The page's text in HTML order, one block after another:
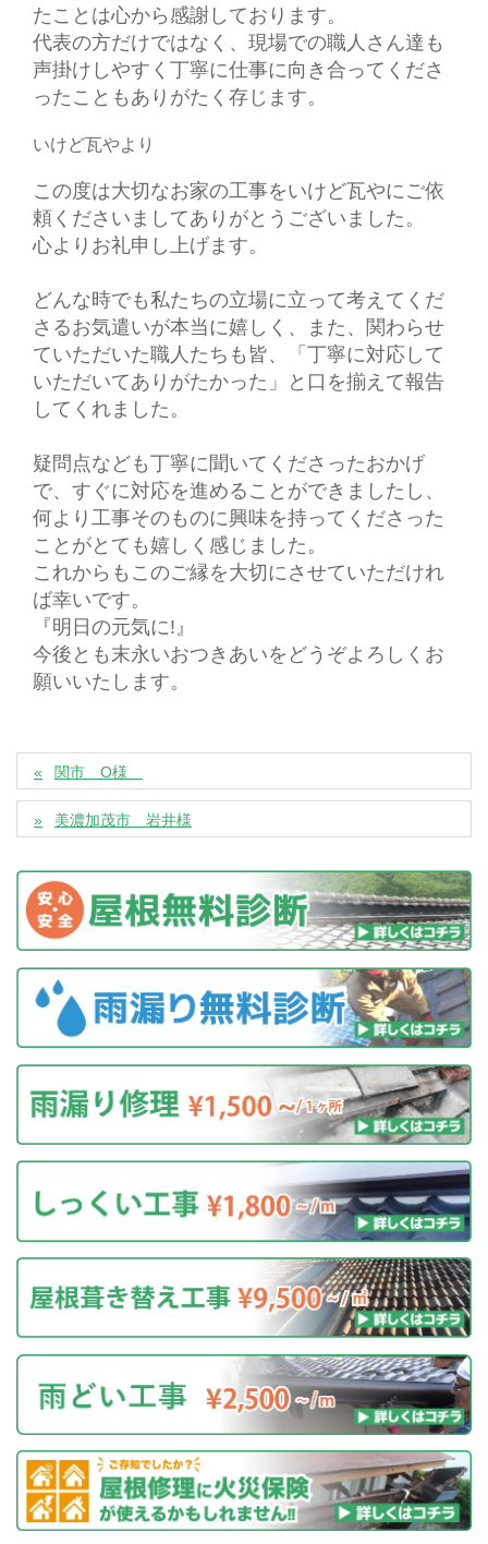
たことは心から感謝しております。
代表の方だけではなく、現場での職人さん達も
声掛けしやすく丁寧に仕事に向き合ってくださ
ったこともありがたく存じます。
いけど瓦やより
この度は大切なお家の工事をいけど瓦やにご依
頼くださいましてありがとうございました。
心よりお礼申し上げます。
どんな時でも私たちの立場に立って考えてくだ
さるお気遣いが本当に嬉しく、また、関わらせ
ていただいた職人たちも皆、「丁寧に対応して
いただいてありがたかった」と口を揃えて報告
してくれました。
疑問点なども丁寧に聞いてくださったおかげ
で、すぐに対応を進めることができましたし、
何より工事そのものに興味を持ってくださった
ことがとても嬉しく感じました。
これからもこのご縁を大切にさせていただけれ
ば幸いです。
『明日の元気に!』
今後とも末永いおつきあいをどうぞよろしくお
願いいたします。
関市 O様
美濃加茂市 岩井様